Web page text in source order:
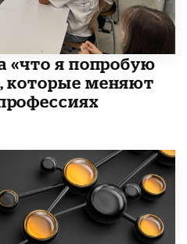
«что я попробую
которые меняют